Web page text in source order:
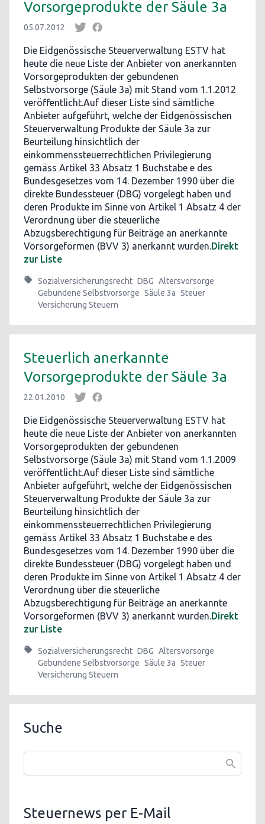
Vorsorgeprodukte der Säule 3a
05.07.2012
Die Eidgenössische Steuerverwaltung ESTV hat
heute die neue Liste der Anbieter von anerkannten
Vorsorgeprodukten der gebundenen
Selbstvorsorge (Säule 3a) mit Stand vom 1.1.2012
veröffentlicht.Auf dieser Liste sind sämtliche
Anbieter aufgeführt, welche der Eidgenössischen
Steuerverwaltung Produkte der Säule 3a zur
Beurteilung hinsichtlich der
einkommenssteuerrechtlichen Privilegierung
gemäss Artikel 33 Absatz 1 Buchstabe e des
Bundesgesetzes vom 14. Dezember 1990 über die
direkte Bundessteuer (DBG) vorgelegt haben und
deren Produkte im Sinne von Artikel 1 Absatz 4 der
Verordnung über die steuerliche
Abzugsberechtigung für Beiträge an anerkannte
Vorsorgeformen (BVV 3) anerkannt wurden.Direkt
zur Liste
Sozialversicherungsrecht DBG Altersvorsorge
Gebundene Selbstvorsorge Säule 3a Steuer
Versicherung Steuern
Steuerlich anerkannte
Vorsorgeprodukte der Säule 3a
22.01.2010
Die Eidgenössische Steuerverwaltung ESTV hat
heute die neue Liste der Anbieter von anerkannten
Vorsorgeprodukten der gebundenen
Selbstvorsorge (Säule 3a) mit Stand vom 1.1.2009
veröffentlicht.Auf dieser Liste sind sämtliche
Anbieter aufgeführt, welche der Eidgenössischen
Steuerverwaltung Produkte der Säule 3a zur
Beurteilung hinsichtlich der
einkommenssteuerrechtlichen Privilegierung
gemäss Artikel 33 Absatz 1 Buchstabe e des
Bundesgesetzes vom 14. Dezember 1990 über die
direkte Bundessteuer (DBG) vorgelegt haben und
deren Produkte im Sinne von Artikel 1 Absatz 4 der
Verordnung über die steuerliche
Abzugsberechtigung für Beiträge an anerkannte
Vorsorgeformen (BVV 3) anerkannt wurden.Direkt
zur Liste
Sozialversicherungsrecht DBG Altersvorsorge
Gebundene Selbstvorsorge Säule 3a Steuer
Versicherung Steuern
Suche
Steuernews per E-Mail